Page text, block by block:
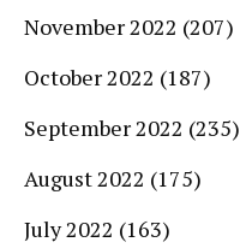
November 2022 (207)
October 2022 (187)
September 2022 (235)
August 2022 (175)
July 2022 (163)